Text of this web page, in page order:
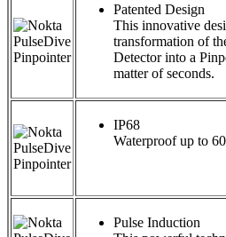
Patented Design
This innovative
transformation of
Detector into a
matter of seconds.
IP68
Waterproof up to
Pulse Induction